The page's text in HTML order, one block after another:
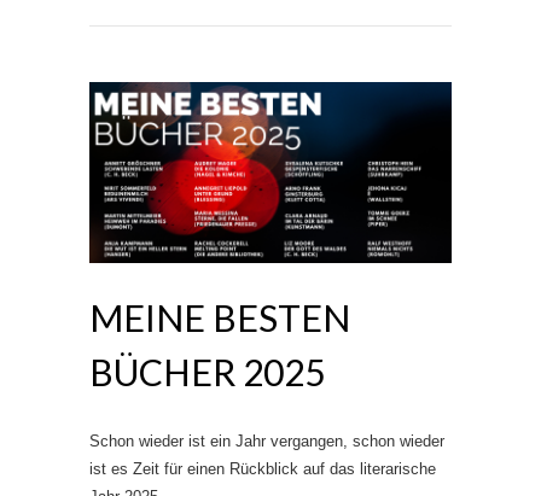
MEINE BESTEN
BÜCHER 2025
Schon wieder ist ein Jahr vergangen, schon wieder
ist es Zeit für einen Rückblick auf das literarische